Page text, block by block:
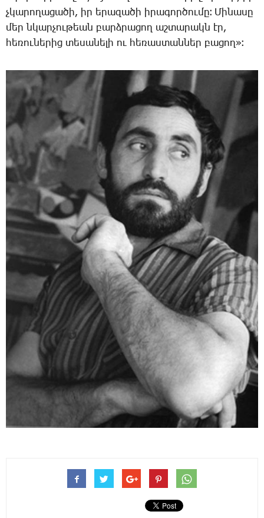
չկա­րո­ղա­ցա­ծի, իր ե­րա­զա­ծի ի­րա­գոր­ծու­մը։ ­Մի­նա­սը
մեր նկար­չու­թեան բարձ­րա­ցող աշ­տա­րակն էր,
հե­ռու­նե­րից տե­սա­նե­լի ու հե­ռաս­տան­ներ բա­ցող»։